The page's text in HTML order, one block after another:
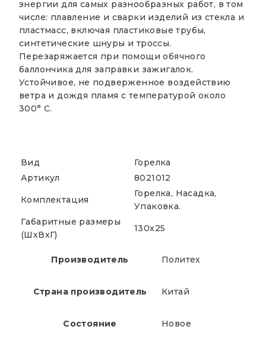
энергии для самых разнообразных работ, в том
числе: плавление и сварки изделий из стекла и
пластмасс, включая пластиковые трубы,
синтетические шнуры и троссы.
Перезаряжается при помощи обячного
баллончика для заправки зажигалок.
Устойчивое, не подверженное воздействию
ветра и дождя пламя с температурой около
300° С.
Вид
Горелка
Артикул
8021012
Комплектация
Горелка, Насадка,
Упаковка.
Габаритные размеры
(ШхВхГ)
130х25
Производитель Политех
Страна производитель Китай
Состояние Новое